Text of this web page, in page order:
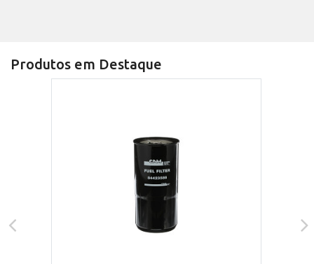
Produtos em Destaque